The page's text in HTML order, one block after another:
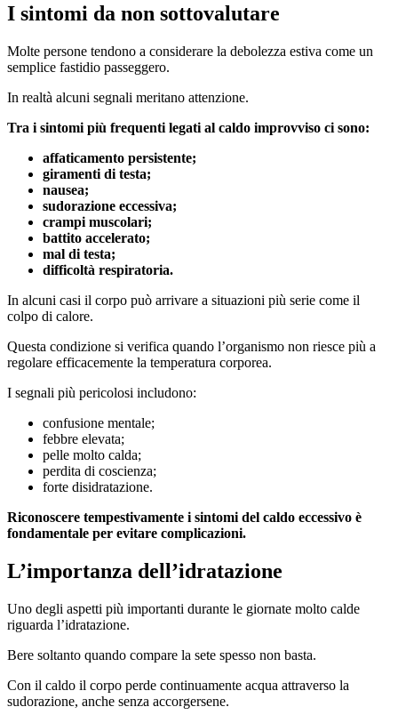
I sintomi da non sottovalutare
Molte persone tendono a considerare la debolezza estiva come un
semplice fastidio passeggero.
In realtà alcuni segnali meritano attenzione.
Tra i sintomi più frequenti legati al caldo improvviso ci sono:
affaticamento persistente;
giramenti di testa;
nausea;
sudorazione eccessiva;
crampi muscolari;
battito accelerato;
mal di testa;
difficoltà respiratoria.
In alcuni casi il corpo può arrivare a situazioni più serie come il
colpo di calore.
Questa condizione si verifica quando l’organismo non riesce più a
regolare efficacemente la temperatura corporea.
I segnali più pericolosi includono:
confusione mentale;
febbre elevata;
pelle molto calda;
perdita di coscienza;
forte disidratazione.
Riconoscere tempestivamente i sintomi del caldo eccessivo è
fondamentale per evitare complicazioni.
L’importanza dell’idratazione
Uno degli aspetti più importanti durante le giornate molto calde
riguarda l’idratazione.
Bere soltanto quando compare la sete spesso non basta.
Con il caldo il corpo perde continuamente acqua attraverso la
sudorazione, anche senza accorgersene.